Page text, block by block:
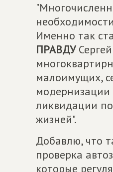
Именно так
ПРАВДУ
малоимущих,
модернизации
ликвидации
жизней".
Добавлю, что
проверка
которые